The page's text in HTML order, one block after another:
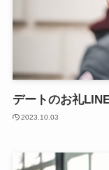
デートのお礼
2023.10.03